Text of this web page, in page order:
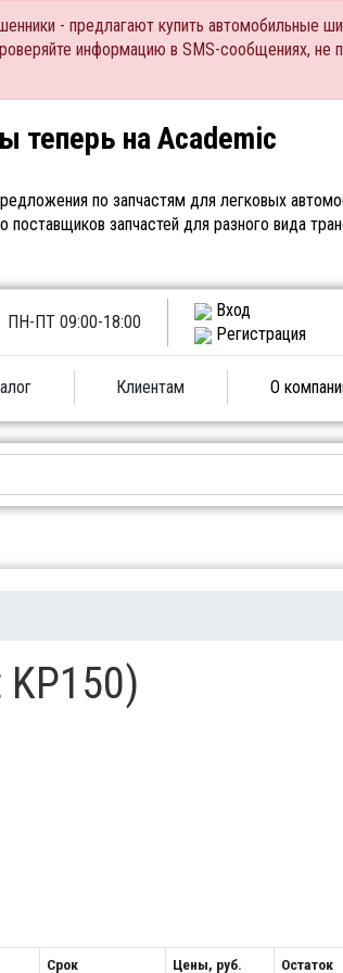
- предлагают купить автомобильные
информацию в SMS-сообщениях,
теперь на Academic
по запчастям для легковых
запчастей для разного вида
ПН-ПТ 09:00-18:00
Вход
Регистрация
Клиентам О
Срок Цены, руб. Остаток